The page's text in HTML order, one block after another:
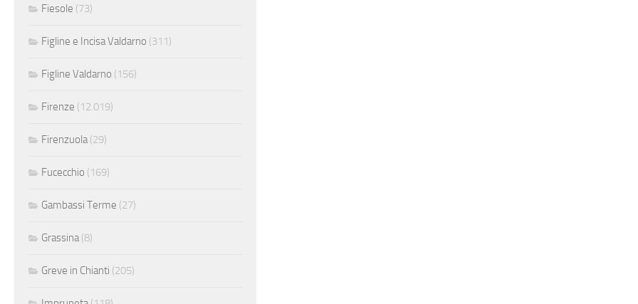
Fiesole (73)
Figline e Incisa Valdarno (311)
Figline Valdarno (156)
Firenze (12.019)
Firenzuola(29)
Fucecchio (169)
Gambassi Terme (27)
Grassina(8)
Greve in Chianti (205)